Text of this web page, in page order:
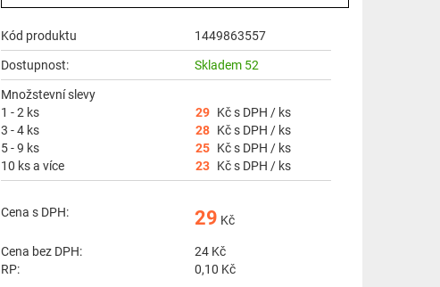
Kód produktu
1449863557
Dostupnost:
Skladem 52
Množstevní slevy
1 - 2 ks
29 Kč s DPH / ks
3 - 4 ks
28 Kč s DPH / ks
5 - 9 ks
25 Kč s DPH / ks
10 ks a více
23 Kč s DPH / ks
Cena s DPH: 29 Kč
Cena bez DPH:
24 Kč
RP:
0,10 Kč